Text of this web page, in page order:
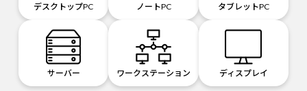
デスクトップPC ノートPC タブレットPC
サーバー ワークステーション ディスプレイ